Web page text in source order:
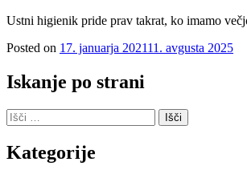
Ustni higienik pride prav takrat, ko imamo
Posted on 17. januarja 202111. avgusta 2025
Iskanje po strani
Išči:
Kategorije